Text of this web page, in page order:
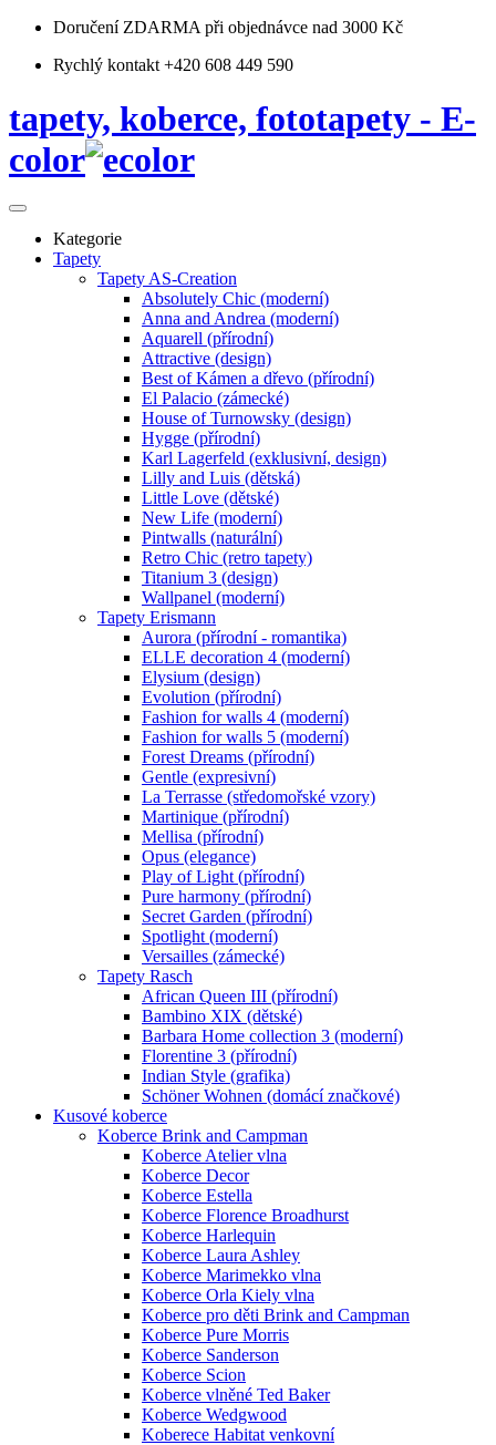
Doručení ZDARMA při objednávce nad 3000 Kč
Rychlý kontakt +420 608 449 590
tapety, koberce, fototapety - E-
color
Kategorie
Tapety
Tapety AS-Creation
Absolutely Chic (moderní)
Anna and Andrea (moderní)
Aquarell (přírodní)
Attractive (design)
Best of Kámen a dřevo (přírodní)
El Palacio (zámecké)
House of Turnowsky (design)
Hygge (přírodní)
Karl Lagerfeld (exklusivní, design)
Lilly and Luis (dětská)
Little Love (dětské)
New Life (moderní)
Pintwalls (naturální)
Retro Chic (retro tapety)
Titanium 3 (design)
Wallpanel (moderní)
Tapety Erismann
Aurora (přírodní - romantika)
ELLE decoration 4 (moderní)
Elysium (design)
Evolution (přírodní)
Fashion for walls 4 (moderní)
Fashion for walls 5 (moderní)
Forest Dreams (přírodní)
Gentle (expresivní)
La Terrasse (středomořské vzory)
Martinique (přírodní)
Mellisa (přírodní)
Opus (elegance)
Play of Light (přírodní)
Pure harmony (přírodní)
Secret Garden (přírodní)
Spotlight (moderní)
Versailles (zámecké)
Tapety Rasch
African Queen III (přírodní)
Bambino XIX (dětské)
Barbara Home collection 3 (moderní)
Florentine 3 (přírodní)
Indian Style (grafika)
Schöner Wohnen (domácí značkové)
Kusové koberce
Koberce Brink and Campman
Koberce Atelier vlna
Koberce Decor
Koberce Estella
Koberce Florence Broadhurst
Koberce Harlequin
Koberce Laura Ashley
Koberce Marimekko vlna
Koberce Orla Kiely vlna
Koberce pro děti Brink and Campman
Koberce Pure Morris
Koberce Sanderson
Koberce Scion
Koberce vlněné Ted Baker
Koberce Wedgwood
Koberece Habitat venkovní